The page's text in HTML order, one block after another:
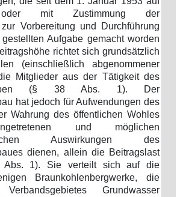
oder mit Zustimmung der
Vorbereitung und Durchführung
Aufgabe gemacht worden
richtet sich grundsätzlich
(einschließlich abgenommener
Mitglieder aus der Tätigkeit des
(§ 38 Abs. 1). Der
hat jedoch für Aufwendungen des
Wahrung des öffentlichen Wohles
und möglichen
Auswirkungen des
dienen, allein die Beitragslast
1). Sie verteilt sich auf die
Braunkohlenbergwerke, die
Grundwasser